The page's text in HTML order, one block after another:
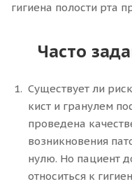
гигиена полости рта
Часто
Существует ли
кист и гранулем
проведена
возникновения
нулю. Но пациент
относиться к